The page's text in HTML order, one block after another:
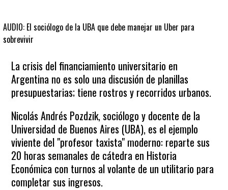
AUDIO: El sociólogo de la UBA que debe manejar un Uber para
sobrevivir
La crisis del financiamiento universitario en
Argentina no es solo una discusión de planillas
presupuestarias; tiene rostros y recorridos urbanos.
Nicolás Andrés Pozdzik, sociólogo y docente de la
Universidad de Buenos Aires (UBA), es el ejemplo
viviente del "profesor taxista" moderno: reparte sus
20 horas semanales de cátedra en Historia
Económica con turnos al volante de un utilitario para
completar sus ingresos.